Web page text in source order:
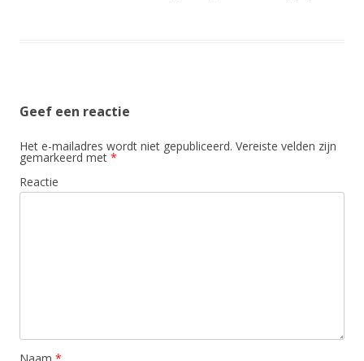
Geef een reactie
Het e-mailadres wordt niet gepubliceerd. Vereiste velden zijn
gemarkeerd met *
Reactie